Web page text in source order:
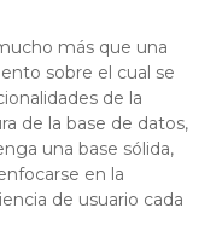
más que una
sobre el cual se
de la
de la base de datos,
una base sólida,
en la
de usuario cada